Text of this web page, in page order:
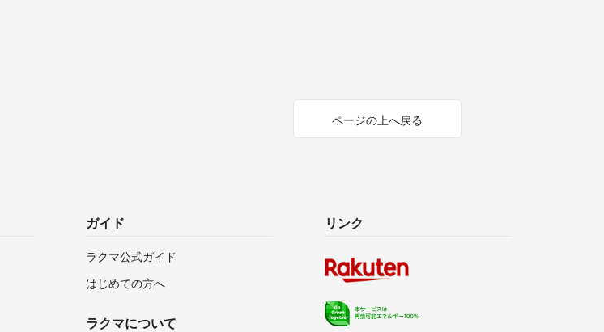
ページの上へ戻る
ガイド
ラクマ公式ガイド
はじめての方へ
ラクマについて
リンク